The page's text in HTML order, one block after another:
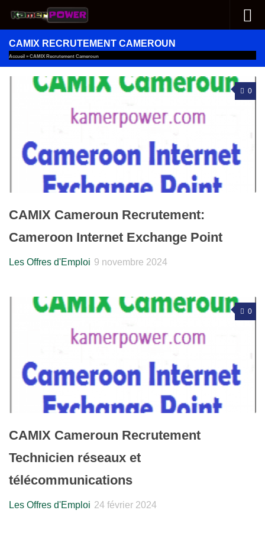
Au dessous du contenu
CAMIX RECRUTEMENT CAMEROUN
Accueil » CAMIX Recrutement Cameroun
0
CAMIX Cameroun Recrutement:
Cameroon Internet Exchange Point
Les Offres d'Emploi 9 novembre 2024
0
CAMIX Cameroun Recrutement
Technicien réseaux et
télécommunications
Les Offres d'Emploi 24 février 2024